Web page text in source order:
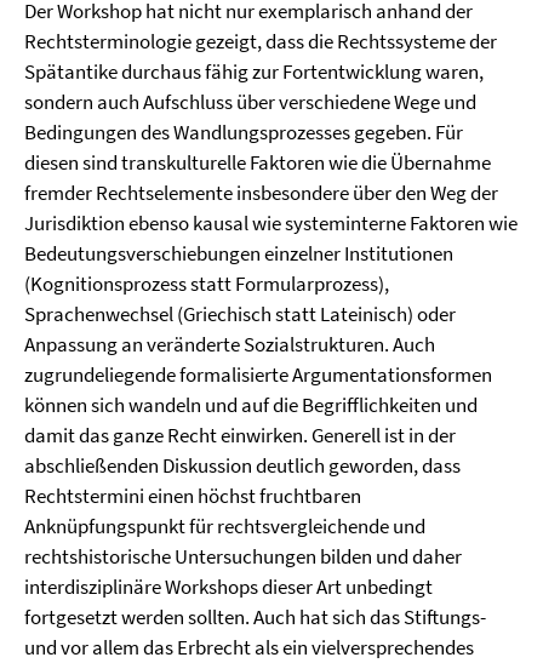
Der Workshop hat nicht nur exemplarisch anhand der
Rechtsterminologie gezeigt, dass die Rechtssysteme der
Spätantike durchaus fähig zur Fortentwicklung waren,
sondern auch Aufschluss über verschiedene Wege und
Bedingungen des Wandlungsprozesses gegeben. Für
diesen sind transkulturelle Faktoren wie die Übernahme
fremder Rechtselemente insbeson­dere über den Weg der
Jurisdiktion ebenso kausal wie systeminterne Faktoren wie
Bedeutungsverschiebungen einzelner Institutionen
(Kognitions­prozess statt Formular­prozess),
Sprachenwechsel (Griechisch statt Lateinisch) oder
Anpassung an veränderte Sozialstrukturen. Auch
zugrundeliegende formalisierte Argumentationsformen
können sich wandeln und auf die Begrifflichkeiten und
damit das ganze Recht einwirken. Generell ist in der
abschließenden Diskussion deutlich geworden, dass
Rechtstermini einen höchst fruchtbaren
Anknüpfungspunkt für rechtsvergleichende und
rechtshistorische Untersuchungen bilden und daher
interdisziplinäre Workshops dieser Art unbedingt
fortgesetzt werden sollten. Auch hat sich das Stiftungs-
und vor allem das Erbrecht als ein vielversprechendes